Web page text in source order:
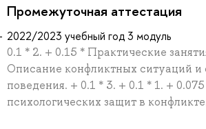
Промежуточная аттестация
2022/2023 учебный год 3 модуль
0.1 * 2. + 0.15 * Практические
Описание конфликтных ситуаций и
поведения. + 0.1 * 3. + 0.1 * 1. +
психологических защит в